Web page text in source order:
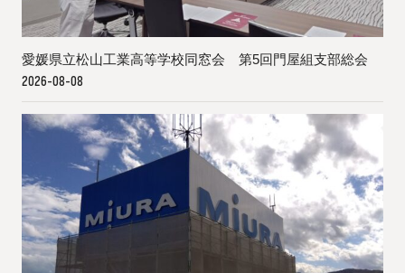
愛媛県立松山工業高等学校同窓会 第5回門屋組支部総会
2026-08-08